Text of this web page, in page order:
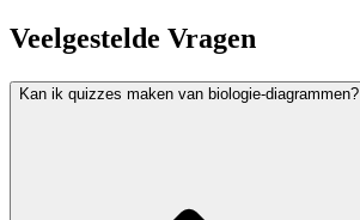
Veelgestelde Vragen
Kan ik quizzes maken van biologie-diagrammen?